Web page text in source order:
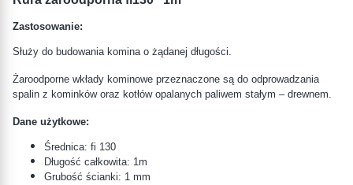
Zastosowanie:
Służy do budowania komina o żądanej długości.
Żaroodporne wkłady kominowe przeznaczone są do odprowadzania
spalin z kominków oraz kotłów opalanych paliwem stałym – drewnem.
Dane użytkowe:
Średnica: fi 130
Długość całkowita: 1m
Grubość ścianki: 1 mm